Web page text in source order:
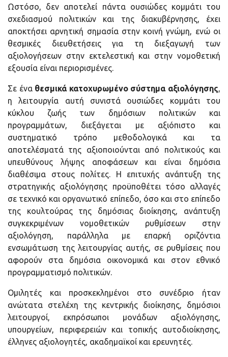
Ωστόσο, δεν αποτελεί πάντα ουσιώδες κομμάτι του
σχεδιασμού πολιτικών και της διακυβέρνησης, έχει
αποκτήσει αρνητική σημασία στην κοινή γνώμη, ενώ οι
θεσμικές διευθετήσεις για τη διεξαγωγή των
αξιολογήσεων στην εκτελεστική και στην νομοθετική
εξουσία είναι περιορισμένες.
Σε ένα θεσμικά κατοχυρωμένο σύστημα αξιολόγησης,
η λειτουργία αυτή συνιστά ουσιώδες κομμάτι του
κύκλου ζωής των δημόσιων πολιτικών και
προγραμμάτων, διεξάγεται με αξιόπιστο και
συστηματικό τρόπο μεθοδολογικά και τα
αποτελέσματά της αξιοποιούνται από πολιτικούς και
υπευθύνους λήψης αποφάσεων και είναι δημόσια
διαθέσιμα στους πολίτες. Η επιτυχής ανάπτυξη της
στρατηγικής αξιολόγησης προϋποθέτει τόσο αλλαγές
σε τεχνικό και οργανωτικό επίπεδο, όσο και στο επίπεδο
της κουλτούρας της δημόσιας διοίκησης, ανάπτυξη
συγκεκριμένων νομοθετικών ρυθμίσεων στην
αξιολόγηση, παράλληλα με επαρκή οριζόντια
ενσωμάτωση της λειτουργίας αυτής, σε ρυθμίσεις που
αφορούν στα δημόσια οικονομικά και στον εθνικό
προγραμματισμό πολιτικών.
Ομιλητές και προσκεκλημένοι στο συνέδριο ήταν
ανώτατα στελέχη της κεντρικής διοίκησης, δημόσιοι
λειτουργοί, εκπρόσωποι μονάδων αξιολόγησης,
υπουργείων, περιφερειών και τοπικής αυτοδιοίκησης,
έλληνες αξιολογητές, ακαδημαϊκοί και ερευνητές.